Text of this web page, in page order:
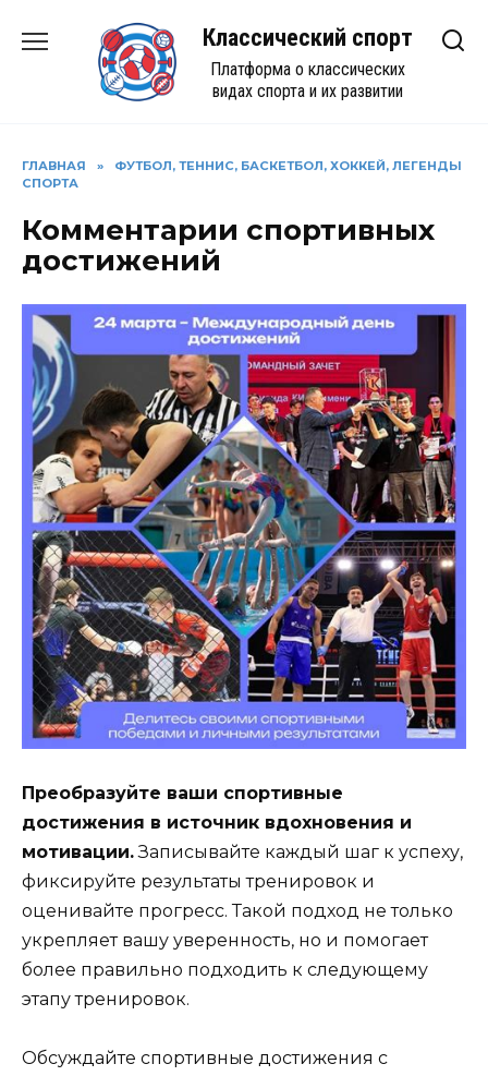
содержанию
Классический спорт
Платформа о классических
видах спорта и их развитии
ГЛАВНАЯ »
ФУТБОЛ, ТЕННИС, БАСКЕТБОЛ, ХОККЕЙ, ЛЕГЕНДЫ
СПОРТА
Комментарии спортивных
достижений
Преобразуйте ваши спортивные
достижения в источник вдохновения и
мотивации.Записывайте каждый шаг к успеху,
фиксируйте результаты тренировок и
оценивайте прогресс. Такой подход не только
укрепляет вашу уверенность, но и помогает
более правильно подходить к следующему
этапу тренировок.
Обсуждайте спортивные достижения с